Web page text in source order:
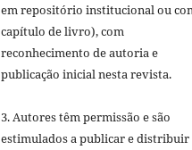
em repositório institucional ou
capítulo de livro), com
reconhecimento de autoria e
publicação inicial nesta revista.
3. Autores têm permissão e são
estimulados a publicar e distribuir